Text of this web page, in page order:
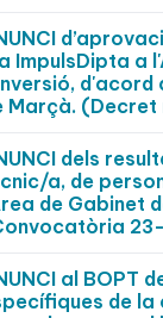
ImpulsDipta a
d'acord
Marçà.
dels
a, de
de Gabinet
al BOPT
de la